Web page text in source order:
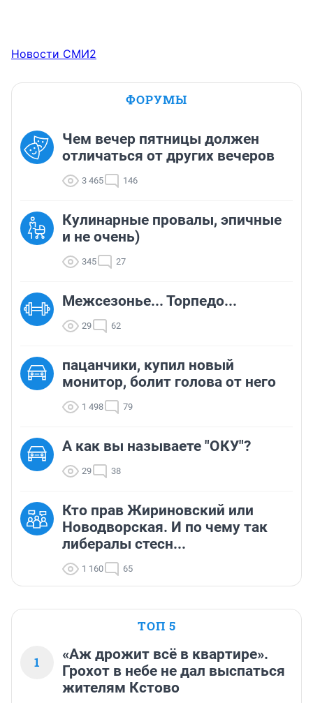
Новости СМИ2
ФОРУМЫ
Чем вечер пятницы должен
отличаться от других вечеров
3 465 146
Кулинарные провалы, эпичные
и не очень)
345 27
Межсезонье... Торпедо...
29 62
пацанчики, купил новый
монитор, болит голова от него
1 498 79
А как вы называете "ОКУ"?
29 38
Кто прав Жириновский или
Новодворская. И по чему так
либералы стесн...
1 160 65
ТОП 5
1
«Аж дрожит всё в квартире».
Грохот в небе не дал выспаться
жителям Кстово